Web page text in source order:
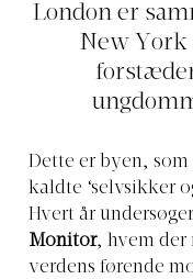
London er
New York
Dette er byen, som
kaldte ‘selvsikker
Hvert år
Monitor, hvem der
verdens førende